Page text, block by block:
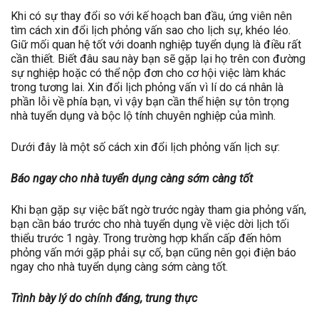
Khi có sự thay đổi so với kế hoạch ban đầu, ứng viên nên
tìm cách xin đổi lịch phỏng vấn sao cho lịch sự, khéo léo.
Giữ mối quan hệ tốt với doanh nghiệp tuyển dụng là điều rất
cần thiết. Biết đâu sau này bạn sẽ gặp lại họ trên con đường
sự nghiệp hoặc có thể nộp đơn cho cơ hội việc làm khác
trong tương lai. Xin đổi lịch phỏng vấn vì lí do cá nhân là
phần lỗi về phía bạn, vì vậy bạn cần thể hiện sự tôn trọng
nhà tuyển dụng và bộc lộ tính chuyên nghiệp của mình.
Dưới đây là một số cách xin đổi lịch phỏng vấn lịch sự:
Báo ngay cho nhà tuyển dụng càng sớm càng tốt
Khi bạn gặp sự việc bất ngờ trước ngày tham gia phỏng vấn,
bạn cần báo trước cho nhà tuyển dụng về việc dời lịch tối
thiểu trước 1 ngày. Trong trường hợp khẩn cấp đến hôm
phỏng vấn mới gặp phải sự cố, bạn cũng nên gọi điện báo
ngay cho nhà tuyển dụng càng sớm càng tốt.
Trình bày lý do chính đáng, trung thực